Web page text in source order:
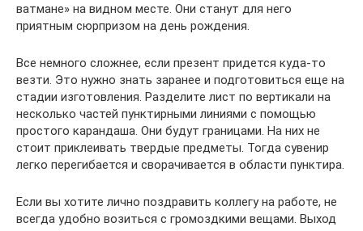
ватмане» на видном месте. Они станут для него
приятным сюрпризом на день рождения.
Все немного сложнее, если презент придется куда-то
везти. Это нужно знать заранее и подготовиться еще на
стадии изготовления. Разделите лист по вертикали на
несколько частей пунктирными линиями с помощью
простого карандаша. Они будут границами. На них не
стоит приклеивать твердые предметы. Тогда сувенир
легко перегибается и сворачивается в области пунктира.
Если вы хотите лично поздравить коллегу на работе, не
всегда удобно возиться с громоздкими вещами. Выход